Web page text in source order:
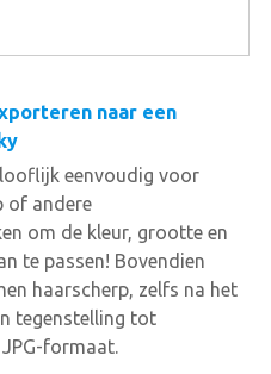
naar een
eenvoudig voor
of andere
om de kleur, grootte en
te passen! Bovendien
haarscherp, zelfs na het
tegenstelling tot
formaat.